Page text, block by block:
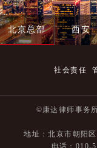
北京总部 西安
社会责任
©康达律师事务
地址：北京市朝阳
电话：010-